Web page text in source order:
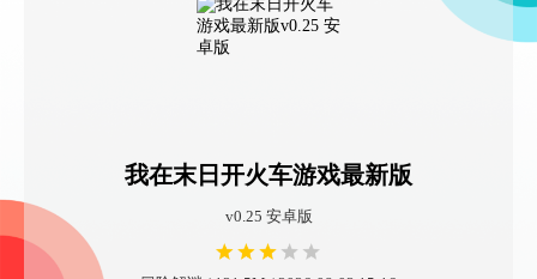
我在末日开火车游戏最新版
v0.25 安卓版